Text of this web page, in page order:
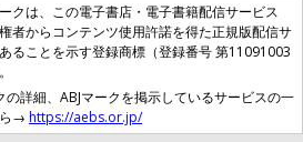
クは、この電子書店・電子書籍配信サービス
者からコンテンツ使用許諾を得た正規版配信サ
ることを示す登録商標（登録番号 第11091003
の詳細、ABJマークを掲示しているサービスの一
→ https://aebs.or.jp/